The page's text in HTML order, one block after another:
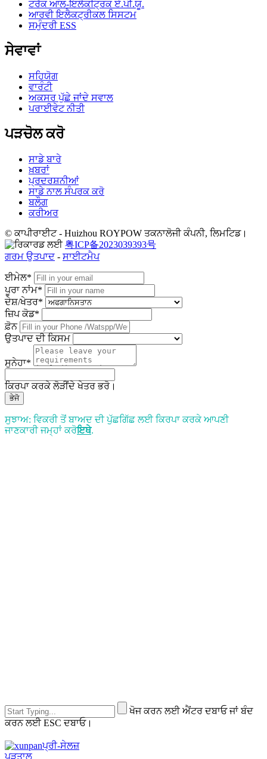
ਟਰੱਕ ਆਲ-ਇਲੈਕਟ੍ਰਿਕ ਏ.ਪੀ.ਯੂ.
ਆਰਵੀ ਇਲੈਕਟ੍ਰੀਕਲ ਸਿਸਟਮ
ਸਮੁੰਦਰੀ ESS
ਸੇਵਾਵਾਂ
ਸਹਿਯੋਗ
ਵਾਰੰਟੀ
ਅਕਸਰ ਪੁੱਛੇ ਜਾਂਦੇ ਸਵਾਲ
ਪਰਾਈਵੇਟ ਨੀਤੀ
ਪੜਚੋਲ ਕਰੋ
ਸਾਡੇ ਬਾਰੇ
ਖ਼ਬਰਾਂ
ਪ੍ਰਦਰਸ਼ਨੀਆਂ
ਸਾਡੇ ਨਾਲ ਸੰਪਰਕ ਕਰੋ
ਬਲੌਗ
ਕਰੀਅਰ
© ਕਾਪੀਰਾਈਟ - Huizhou ROYPOW ਤਕਨਾਲੋਜੀ ਕੰਪਨੀ, ਲਿਮਟਿਡ।
粤ICP备2023039393号
ਗਰਮ ਉਤਪਾਦ - ਸਾਈਟਮੈਪ
ਈਮੇਲ*
ਪੂਰਾ ਨਾਂਮ*
ਦੇਸ਼/ਖੇਤਰ*
ਜ਼ਿਪ ਕੋਡ*
ਫ਼ੋਨ
ਉਤਪਾਦ ਦੀ ਕਿਸਮ
ਸੁਨੇਹਾ*
ਕਿਰਪਾ ਕਰਕੇ ਲੋੜੀਂਦੇ ਖੇਤਰ ਭਰੋ।
ਭੇਜੋ
ਸੁਝਾਅ: ਵਿਕਰੀ ਤੋਂ ਬਾਅਦ ਦੀ ਪੁੱਛਗਿੱਛ ਲਈ ਕਿਰਪਾ ਕਰਕੇ ਆਪਣੀ
ਜਾਣਕਾਰੀ ਜਮ੍ਹਾਂ ਕਰੋਇਥੇ.
ਖੋਜ ਕਰਨ ਲਈ ਐਂਟਰ ਦਬਾਓ ਜਾਂ ਬੰਦ
ਕਰਨ ਲਈ ESC ਦਬਾਓ।
ਪ੍ਰੀ-ਸੇਲਜ਼
ਪੜਤਾਲ